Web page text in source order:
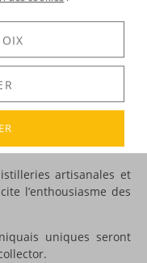
artisanales et
l’enthousiasme des
uniques seront